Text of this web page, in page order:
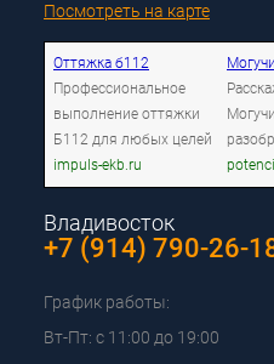
Посмотреть на карте
Оттяжка б112
Профессиональное
выполнение оттяжки
Б112 для любых целей
impuls-ekb.ru
Владивосток
+7 (914) 790-26-
График работы:
Вт-Пт: с 11:00 до 19:00